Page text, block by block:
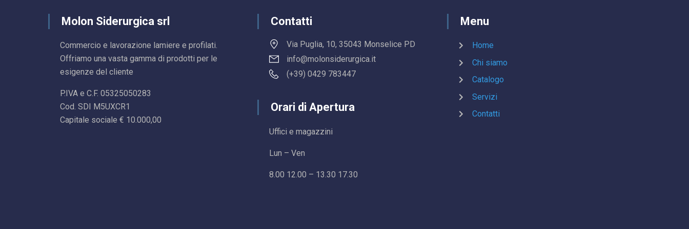
Molon Siderurgica srl
Commercio e lavorazione lamiere e profilati.
Offriamo una vasta gamma di prodotti per le
esigenze del cliente
P.IVA e C.F. 05325050283
Cod. SDI M5UXCR1
Capitale sociale € 10.000,00
Contatti
Via Puglia, 10, 35043 Monselice PD
info@molonsiderurgica.it
(+39) 0429 783447
Orari di Apertura
Uffici e magazzini
Lun – Ven
8.00 12.00 – 13.30 17.30
Menu
Home
Chi siamo
Catalogo
Servizi
Contatti